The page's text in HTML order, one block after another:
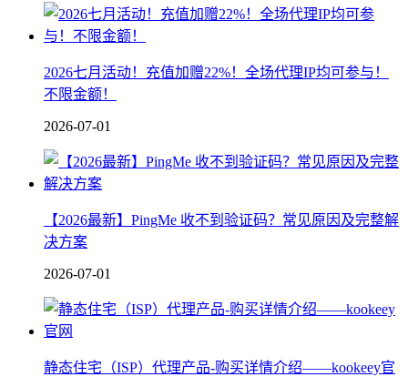
2026七月活动！充值加赠22%！全场代理IP均可参与！
不限金额！
2026-07-01
【2026最新】PingMe 收不到验证码？常见原因及完整解
决方案
2026-07-01
静态住宅（ISP）代理产品-购买详情介绍——kookeey官